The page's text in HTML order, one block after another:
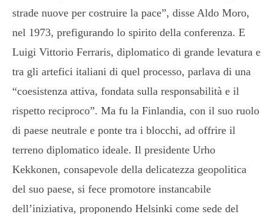
strade nuove per costruire la pace”, disse Aldo Moro,
nel 1973, prefigurando lo spirito della conferenza. E
Luigi Vittorio Ferraris, diplomatico di grande levatura e
tra gli artefici italiani di quel processo, parlava di una
“coesistenza attiva, fondata sulla responsabilità e il
rispetto reciproco”. Ma fu la Finlandia, con il suo ruolo
di paese neutrale e ponte tra i blocchi, ad offrire il
terreno diplomatico ideale. Il presidente Urho
Kekkonen, consapevole della delicatezza geopolitica
del suo paese, si fece promotore instancabile
dell’iniziativa, proponendo Helsinki come sede del